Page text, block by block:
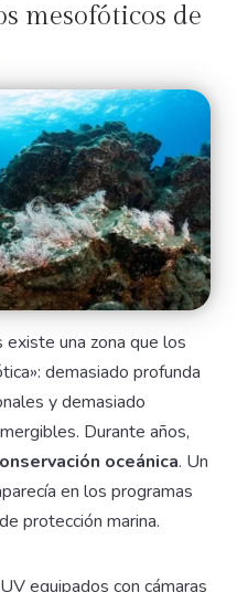
mesofóticos de
una zona que los
demasiado profunda
y demasiado
Durante años,
oceánica. Un
en los programas
protección marina.
equipados con cámaras